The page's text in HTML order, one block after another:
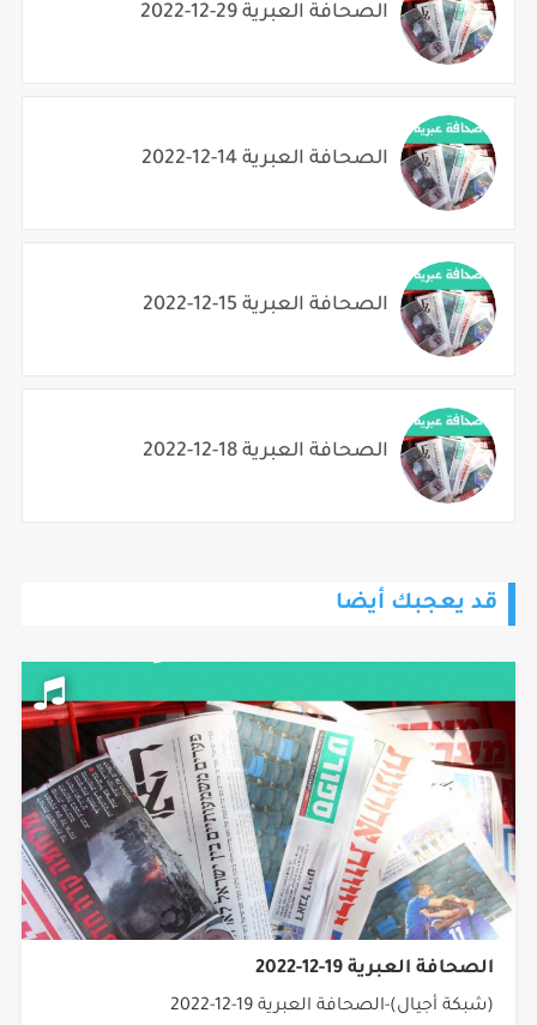
الصحافة العبرية 29-12-2022
الصحافة العبرية 14-12-2022
الصحافة العبرية 15-12-2022
الصحافة العبرية 18-12-2022
قد يعجبك أيضا
الصحافة العبرية 19-12-2022
(شبكة أجيال)-الصحافة العبرية 19-12-2022